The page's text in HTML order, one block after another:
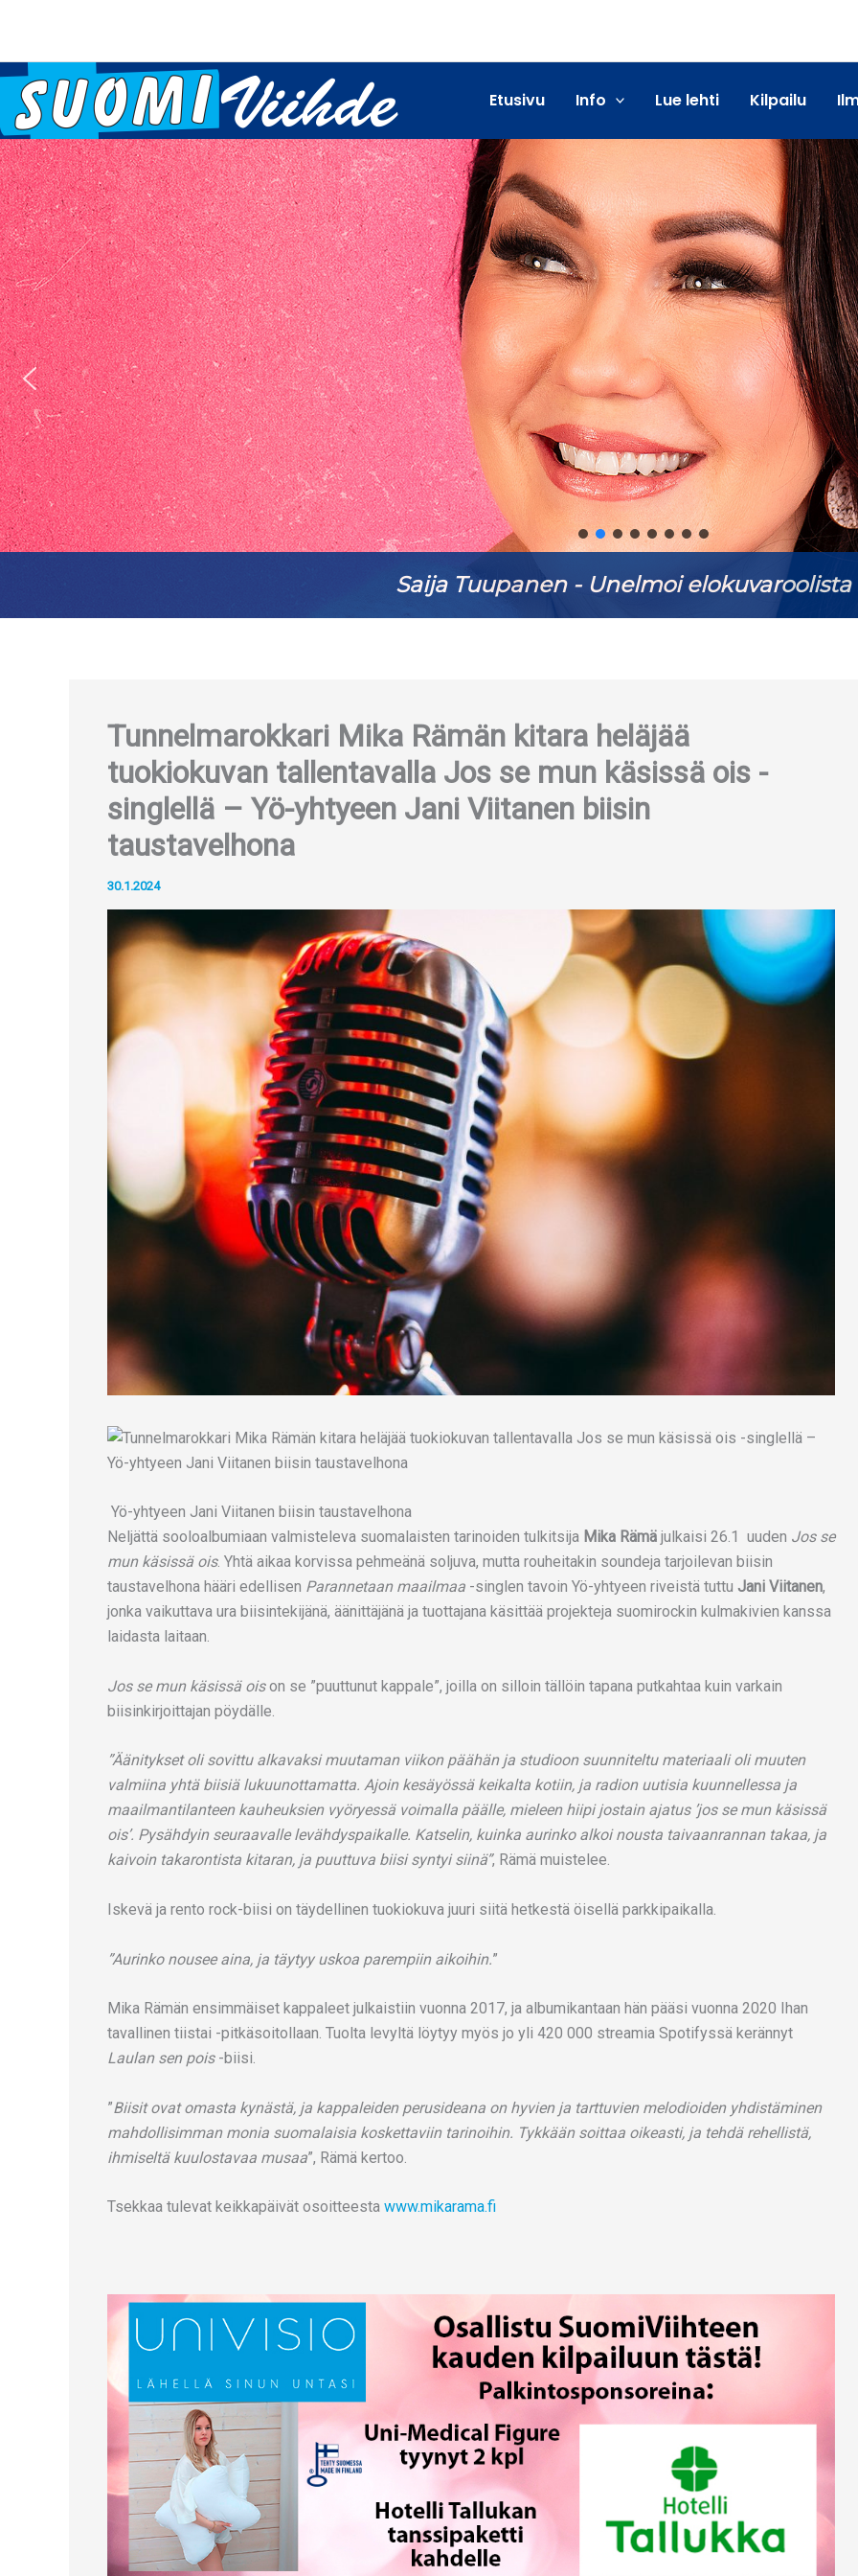
Etusivu Info Lue lehti Kilpailu
Saija Tuupanen - Unelmoi elokuvaroolista
Tunnelmarokkari Mika Rämän kitara heläjää
tuokiokuvan tallentavalla Jos se mun käsissä ois -
singlellä – Yö-yhtyeen Jani Viitanen biisin
taustavelhona
30.1.2024
Yö-yhtyeen Jani Viitanen biisin taustavelhona
Neljättä sooloalbumiaan valmisteleva suomalaisten tarinoiden tulkitsija Mika Rämä julkaisi 26.1 uuden Jos se
mun käsissä ois. Yhtä aikaa korvissa pehmeänä soljuva, mutta rouheitakin soundeja tarjoilevan biisin
taustavelhona hääri edellisen Parannetaan maailmaa -singlen tavoin Yö-yhtyeen riveistä tuttu Jani Viitanen,
jonka vaikuttava ura biisintekijänä, äänittäjänä ja tuottajana käsittää projekteja suomirockin kulmakivien kanssa
laidasta laitaan.
Jos se mun käsissä oison se ”puuttunut kappale”, joilla on silloin tällöin tapana putkahtaa kuin varkain
biisinkirjoittajan pöydälle.
”Äänitykset oli sovittu alkavaksi muutaman viikon päähän ja studioon suunniteltu materiaali oli muuten
valmiina yhtä biisiä lukuunottamatta. Ajoin kesäyössä keikalta kotiin, ja radion uutisia kuunnellessa ja
maailmantilanteen kauheuksien vyöryessä voimalla päälle, mieleen hiipi jostain ajatus ’jos se mun käsissä
ois’. Pysähdyin seuraavalle levähdyspaikalle. Katselin, kuinka aurinko alkoi nousta taivaanrannan takaa, ja
kaivoin takarontista kitaran, ja puuttuva biisi syntyi siinä”, Rämä muistelee.
Iskevä ja rento rock-biisi on täydellinen tuokiokuva juuri siitä hetkestä öisellä parkkipaikalla.
”Aurinko nousee aina, ja täytyy uskoa parempiin aikoihin.”
Mika Rämän ensimmäiset kappaleet julkaistiin vuonna 2017, ja albumikantaan hän pääsi vuonna 2020 Ihan
tavallinen tiistai -pitkäsoitollaan. Tuolta levyltä löytyy myös jo yli 420 000 streamia Spotifyssä kerännyt
Laulan sen pois-biisi.
”Biisit ovat omasta kynästä, ja kappaleiden perusideana on hyvien ja tarttuvien melodioiden yhdistäminen
mahdollisimman monia suomalaisia koskettaviin tarinoihin. Tykkään soittaa oikeasti, ja tehdä rehellistä,
ihmiseltä kuulostavaa musaa”, Rämä kertoo.
Tsekkaa tulevat keikkapäivät osoitteesta www.mikarama.fi